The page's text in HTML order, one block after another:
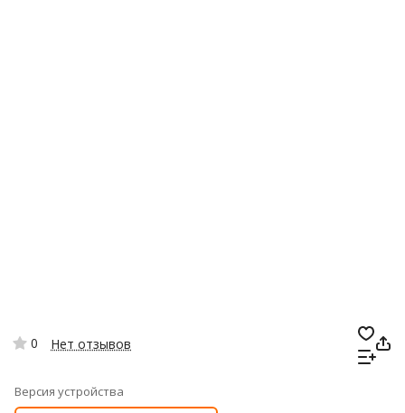
0 Нет отзывов
Версия устройства